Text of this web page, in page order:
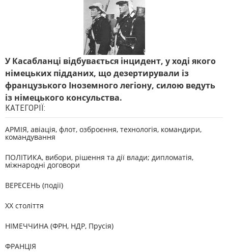
У Касабланці відбувається інцидент, у ході якого
німецьких підданих, що дезертирували із
французького Іноземного легіону, силою ведуть
із німецького консульства.
КАТЕГОРІЇ:
АРМІЯ, авіація, флот, озброєння, технологія, командири,
командування
ПОЛІТИКА, вибори, рішення та дії влади; дипломатія,
міжнародні договори
ВЕРЕСЕНЬ (події)
XX століття
НІМЕЧЧИНА (ФРН, НДР, Прусія)
ФРАНЦІЯ